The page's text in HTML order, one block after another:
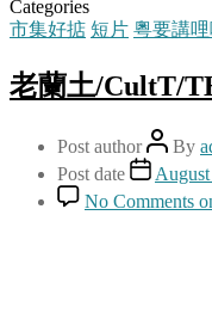
Categories
市集好掂 短片 粵要講哩
老蘭土/CultT/
Post author By
Post date
No Comments